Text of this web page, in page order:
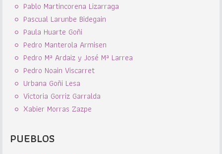
Pablo Martincorena Lizarraga
Pascual Larunbe Bidegain
Paula Huarte Goñi
Pedro Manterola Armisen
Pedro Mª Ardaiz y José Mª Larrea
Pedro Noain Viscarret
Urbana Goñi Lesa
Victoria Gorriz Garralda
Xabier Morras Zazpe
PUEBLOS